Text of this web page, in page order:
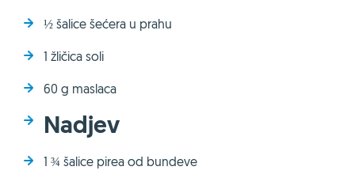
½ šalice šećera u prahu
1 žličica soli
60 g maslaca
Nadjev
1 ¾ šalice pirea od bundeve